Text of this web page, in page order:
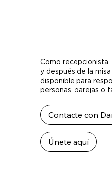
Como recepcionista,
y después de la
disponible para
personas, parejas o
Contacte con
Únete aquí